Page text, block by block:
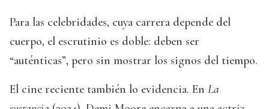
Para las celebridades, cuya carrera depende del
cuerpo, el escrutinio es doble: deben ser
“auténticas”, pero sin mostrar los signos del tiempo.
El cine reciente también lo evidencia. En La